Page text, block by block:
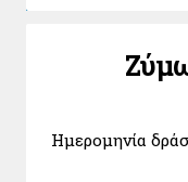
Ημερομηνία